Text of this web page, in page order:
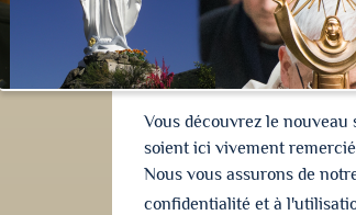
Vous découvrez le
soient ici vivement
Nous vous assurons de
confidentialité et à